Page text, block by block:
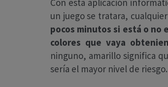
Con esta aplicación
un juego se tratara,
pocos minutos si está o no
colores que vaya
ninguno, amarillo significa
sería el mayor nivel de riesgo.